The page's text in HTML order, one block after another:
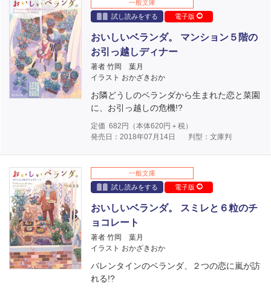
一般文庫
試し読みをする
電子版
おいしいベランダ。 マンション５階の
お引っ越しディナー
著者 竹岡 葉月
イラスト おかざきおか
お隣どうしのベランダから生まれた恋と菜園
に、お引っ越しの危機!?
定価 682 円（本体620円＋税）
発売日：2018年07月14日
判型：文庫判
一般文庫
試し読みをする
電子版
おいしいベランダ。 スミレと６粒のチ
ョコレート
著者 竹岡 葉月
イラスト おかざきおか
バレンタインのベランダ、２つの恋に嵐が訪
れる!?